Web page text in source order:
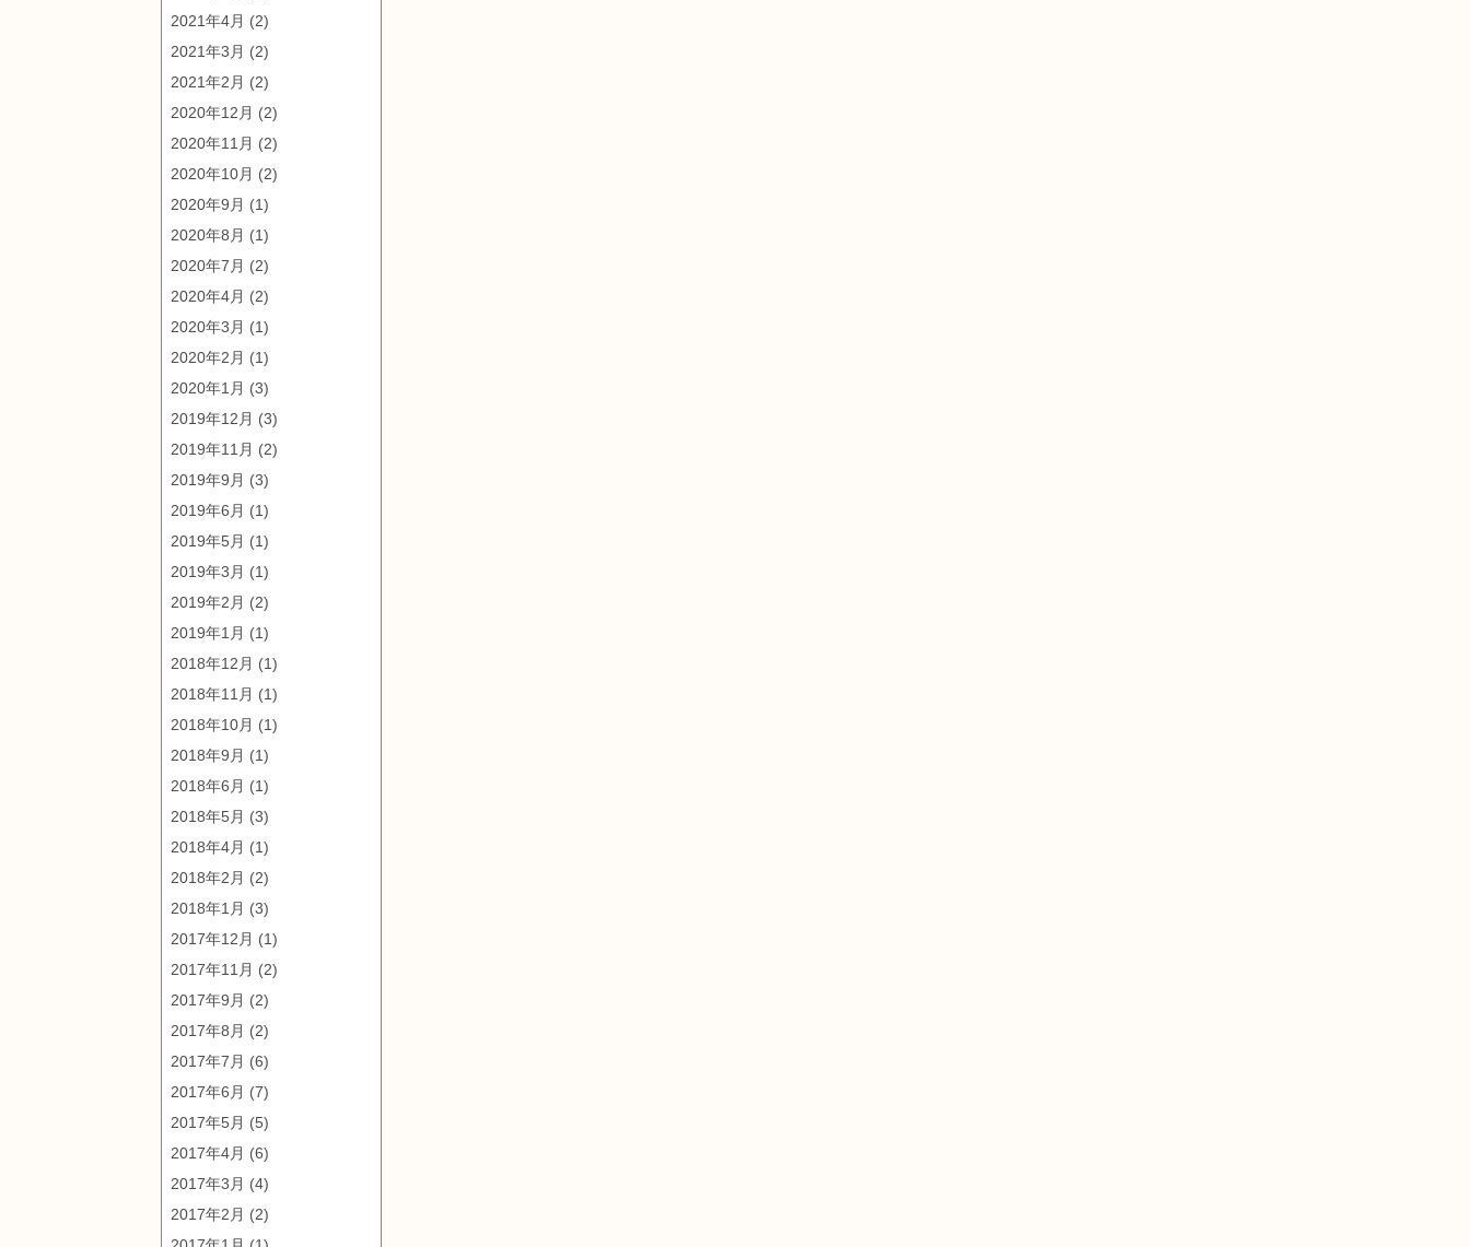
2021年4月 (2)
2021年3月 (2)
2021年2月 (2)
2020年12月 (2)
2020年11月 (2)
2020年10月 (2)
2020年9月 (1)
2020年8月 (1)
2020年7月 (2)
2020年4月 (2)
2020年3月 (1)
2020年2月 (1)
2020年1月 (3)
2019年12月 (3)
2019年11月 (2)
2019年9月 (3)
2019年6月 (1)
2019年5月 (1)
2019年3月 (1)
2019年2月 (2)
2019年1月 (1)
2018年12月 (1)
2018年11月 (1)
2018年10月 (1)
2018年9月 (1)
2018年6月 (1)
2018年5月 (3)
2018年4月 (1)
2018年2月 (2)
2018年1月 (3)
2017年12月 (1)
2017年11月 (2)
2017年9月 (2)
2017年8月 (2)
2017年7月 (6)
2017年6月 (7)
2017年5月 (5)
2017年4月 (6)
2017年3月 (4)
2017年2月 (2)